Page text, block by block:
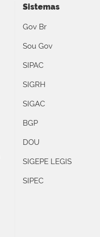
Sistemas
Gov Br
Sou Gov
SIPAC
SIGRH
SIGAC
BGP
DOU
SIGEPE LEGIS
SIPEC